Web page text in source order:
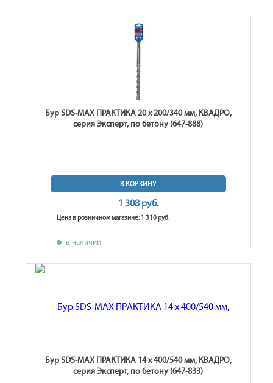
Бур SDS-MAX ПРАКТИКА 20 х 200/340 мм, КВАДРО,
серия Эксперт, по бетону (647-888)
В КОРЗИНУ
1 308 руб.
Цена в розничном магазине: 1 310 руб.
в наличии
Бур SDS-MAX ПРАКТИКА 14 х 400/540 мм, КВАДРО,
серия Эксперт, по бетону (647-833)